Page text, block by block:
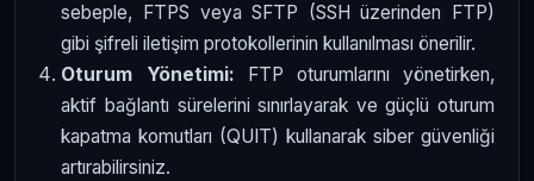
sebeple, FTPS veya SFTP (SSH üzerinden FTP)
gibi şifreli iletişim protokollerinin kullanılması önerilir.
Oturum Yönetimi: FTP oturumlarını yönetirken,
aktif bağlantı sürelerini sınırlayarak ve güçlü oturum
kapatma komutları (QUIT) kullanarak siber güvenliği
artırabilirsiniz.